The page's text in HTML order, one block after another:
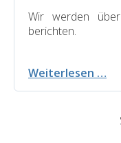
Wir werden
berichten.
Weiterlesen …